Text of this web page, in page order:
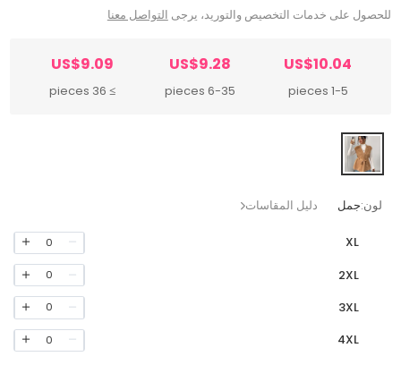
للحصول على خدمات التخصيص والتوريد، يرجى التواصل معنا
US$10.04
1-5 pieces
US$9.28
6-35 pieces
US$9.09
≥ 36 pieces
لون:جمل دليل المقاسات
XL
0
2XL
0
3XL
0
4XL
0